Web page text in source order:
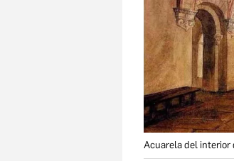
Acuarela del interior